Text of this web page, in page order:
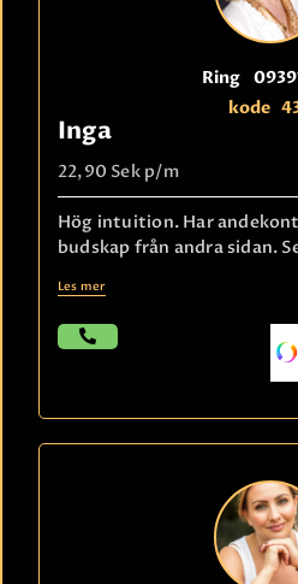
Ring
kode
Inga
22,90 Sek p/m
Hög intuition. Har
budskap från andra sidan.
Les mer